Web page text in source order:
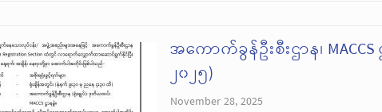
အကောက်ခွန်ဦးစီးဌာန၊
၂၀၂၅)
November 28, 2025